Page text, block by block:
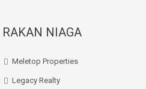
RAKAN NIAGA
Meletop Properties
Legacy Realty